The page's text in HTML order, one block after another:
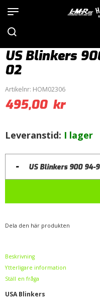
Belysning
US Blinkers
02
Artikelnr: HOM02306
495,00 kr
Leveranstid: I lager
- US Blinkers 900 94-
Dela den här produkten
Beskrivning
Ytterligare information
Ställ en fråga
USA Blinkers